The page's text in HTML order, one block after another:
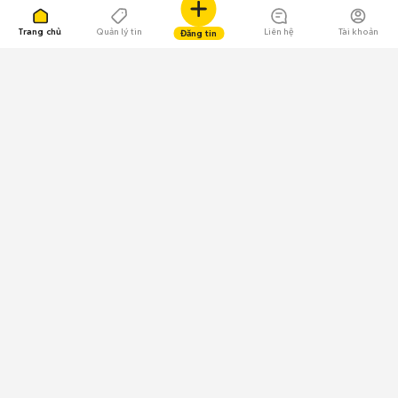
Trang chủ Quản lý tin Đăng tin Liên hệ Tài khoản